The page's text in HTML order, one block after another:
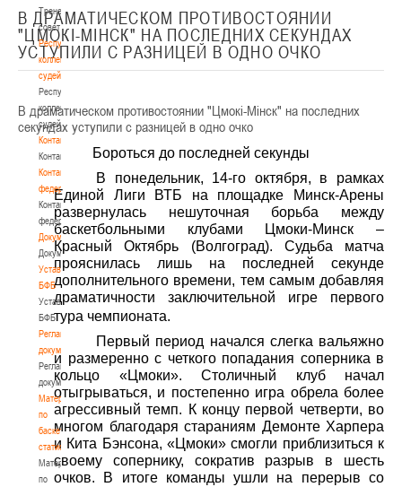
Тренерский
совет
Республиканская
коллегия
судей
Республиканская
коллегия
судей
Контакты
Контакты
Контакты
федерации
Контакты
федерации
Документы
Документы
Устав
БФБ
Устав
БФБ
Регламентирующие
документы
Регламентирующие
документы
Материалы
по
баскетбольной
статистике
Материалы
по
В ДРАМАТИЧЕСКОМ ПРОТИВОСТОЯНИИ
"ЦМОКI-МIНСК" НА ПОСЛЕДНИХ СЕКУНДАХ
УСТУПИЛИ С РАЗНИЦЕЙ В ОДНО ОЧКО
В драматическом противостоянии "Цмокi-Мiнск" на последних
секундах уступили с разницей в одно очко
Бороться до последней секунды
В понедельник, 14-го октября, в рамках
Единой Лиги ВТБ на площадке Минск-Арены
развернулась нешуточная борьба между
баскетбольными клубами Цмоки-Минск –
Красный Октябрь (Волгоград). Судьба матча
прояснилась лишь на последней секунде
дополнительного времени, тем самым добавляя
драматичности заключительной игре первого
тура чемпионата.
Первый период начался слегка вальяжно
и размеренно с четкого попадания соперника в
кольцо «Цмоки». Столичный клуб начал
отыгрываться, и постепенно игра обрела более
агрессивный темп. К концу первой четверти, во
многом благодаря стараниям Демонте Харпера
и Кита Бэнсона, «Цмоки» смогли приблизиться к
своему сопернику, сократив разрыв в шесть
очков. В итоге команды ушли на перерыв со